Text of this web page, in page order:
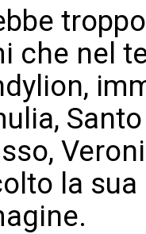
che nel
la